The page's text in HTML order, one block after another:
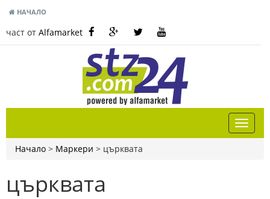
НАЧАЛО
част от Alfamarket
Начало > Маркери > църквата
църквата